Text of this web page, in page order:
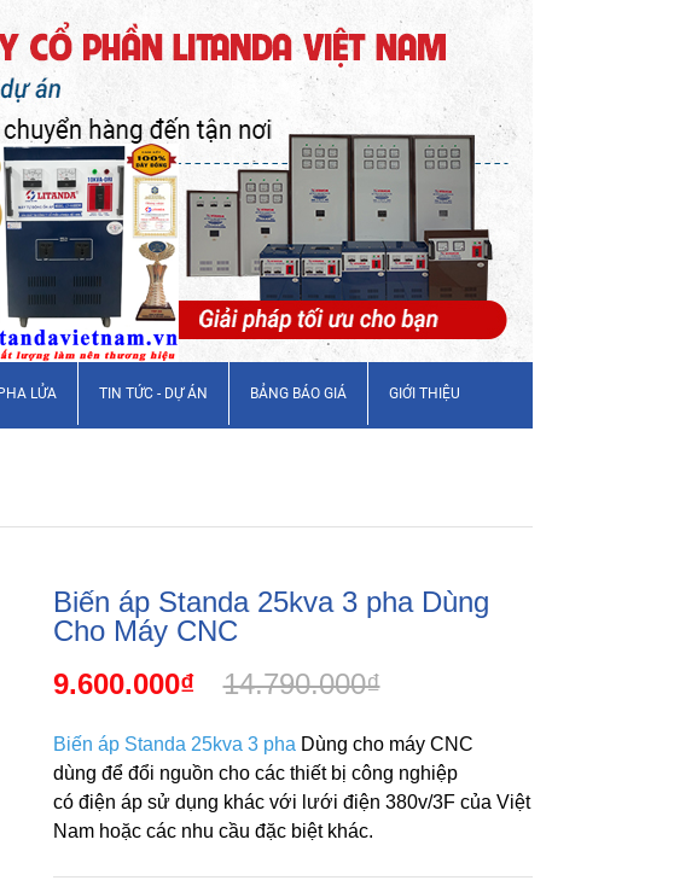
LỬA TIN TỨC - DỰ ÁN BẢNG BÁO GIÁ GIỚI THIỆU
Biến áp Standa 25kva 3 pha Dùng
Cho Máy CNC
9.600.000₫
14.790.000₫
Biến áp Standa 25kva 3 pha Dùng cho máy CNC
dùng để đổi nguồn cho các thiết bị công nghiệp
có điện áp sử dụng khác với lưới điện 380v/3F của Việt
Nam hoặc các nhu cầu đặc biệt khác.